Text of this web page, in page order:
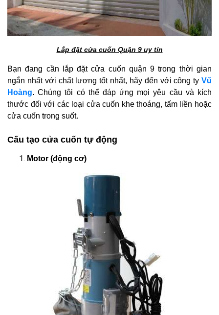
Lắp đặt cửa cuốn Quận 9 uy tín
Bạn đang cần lắp đặt cửa cuốn quận 9 trong thời gian
ngắn nhất với chất lượng tốt nhất, hãy đến với công ty Vũ
Hoàng. Chúng tôi có thể đáp ứng mọi yêu cầu và kích
thước đối với các loại cửa cuốn khe thoáng, tấm liền hoặc
cửa cuốn trong suốt.
Cấu tạo cửa cuốn tự động
Motor (động cơ)